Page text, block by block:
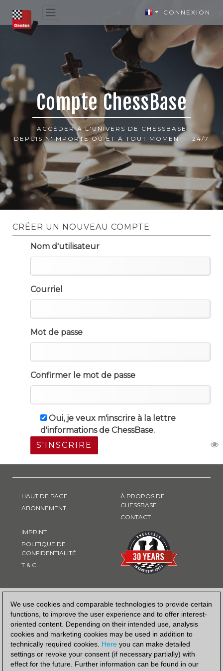
We use cookies and comparable technologies to provide certain
functions, to improve the user experience and to offer interest-
oriented content. Depending on their intended use, analysis
cookies and marketing cookies may be used in addition to
technically required cookies. Here you can make detailed
settings or revoke your consent (if necessary partially) with
effect for the future. Further information can be found in our
CONNEXION
Compte ChessBase
ACCÉDER À L'UNIVERS DE CHESSBASE
DEPUIS N'IMPORTE OÙ ET À TOUT MOMENT - 24/7
CRÉER UN NOUVEAU COMPTE
Nom d'utilisateur
Courriel
Mot de passe
Confirmer le mot de passe
Oui, je veux m'inscrire à la lettre
d'informations de ChessBase.
S'INSCRIRE
HAUT DE PAGE
ABONNEMENT
IMPRINT
POLITIQUE DE
CONFIDENTIALITÉ
T & C
À PROPOS DE
CHESSBASE
CONTACT
MOYEN DE PAIEMENT